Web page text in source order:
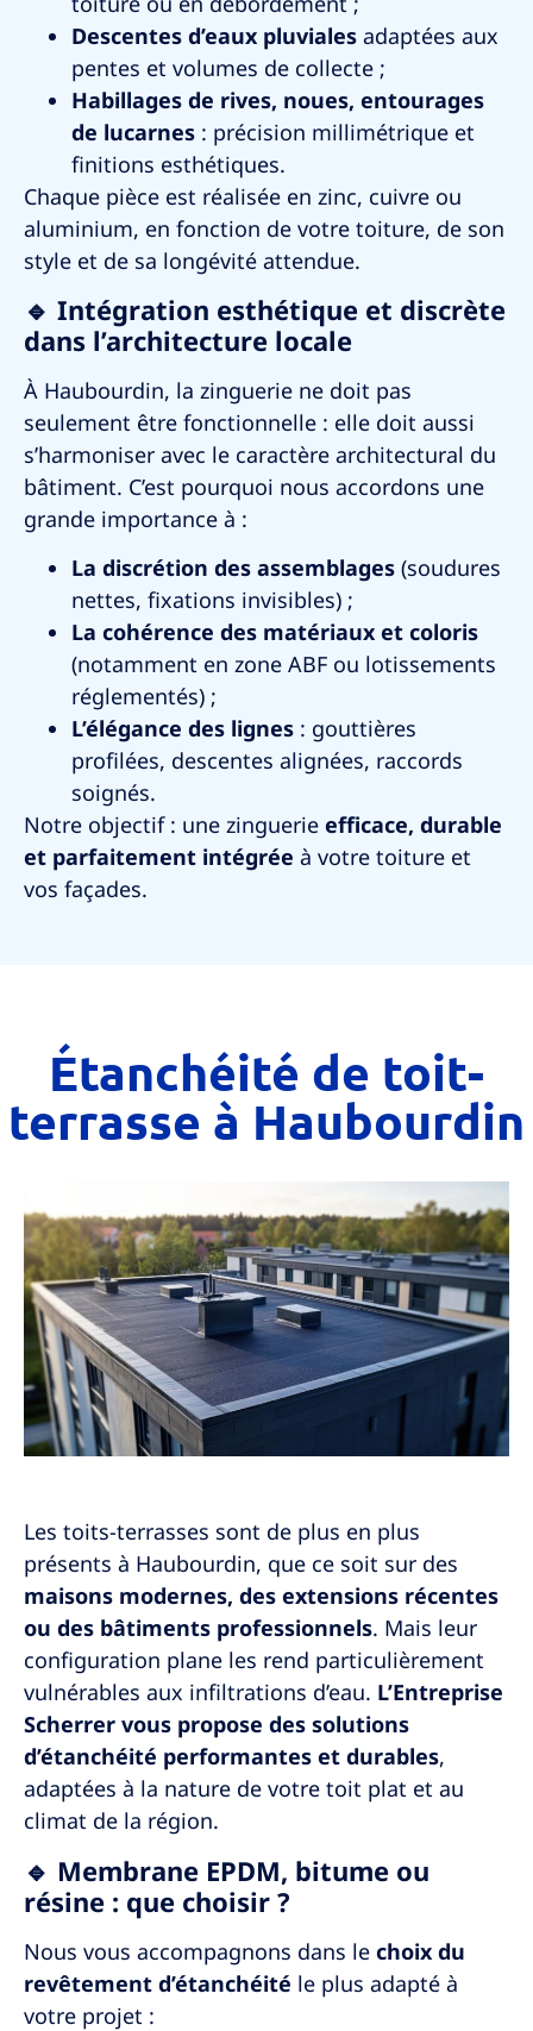
Descentes d’eaux pluviales adaptées aux
pentes et volumes de collecte ;
Habillages de rives, noues, entourages
de lucarnes : précision millimétrique et
finitions esthétiques.
Chaque pièce est réalisée en zinc, cuivre ou
aluminium, en fonction de votre toiture, de son
style et de sa longévité attendue.
🔹 Intégration esthétique et discrète
dans l’architecture locale
À Haubourdin, la zinguerie ne doit pas
seulement être fonctionnelle : elle doit aussi
s’harmoniser avec le caractère architectural du
bâtiment. C’est pourquoi nous accordons une
grande importance à :
La discrétion des assemblages (soudures
nettes, fixations invisibles) ;
La cohérence des matériaux et coloris
(notamment en zone ABF ou lotissements
réglementés) ;
L’élégance des lignes : gouttières
profilées, descentes alignées, raccords
soignés.
Notre objectif : une zinguerie efficace, durable
et parfaitement intégrée à votre toiture et
vos façades.
Étanchéité de toit-
terrasse à Haubourdin
Les toits-terrasses sont de plus en plus
présents à Haubourdin, que ce soit sur des
maisons modernes, des extensions récentes
ou des bâtiments professionnels. Mais leur
configuration plane les rend particulièrement
vulnérables aux infiltrations d’eau. L’Entreprise
Scherrer vous propose des solutions
d’étanchéité performantes et durables,
adaptées à la nature de votre toit plat et au
climat de la région.
🔹 Membrane EPDM, bitume ou
résine : que choisir ?
Nous vous accompagnons dans le choix du
revêtement d’étanchéité le plus adapté à
votre projet :